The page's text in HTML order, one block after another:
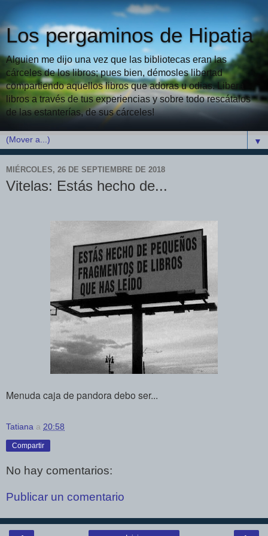
Los pergaminos de Hipatia
Alguien me dijo una vez que las bibliotecas eran las
cárceles de los libros; pues bien, démosles libertad
compartiendo aquellos libros que adoras u odias. Libera
libros a través de tus experiencias y sobre todo rescátalos
de las estanterías, de sus cárceles!
▼
MIÉRCOLES, 26 DE SEPTIEMBRE DE 2018
Vitelas: Estás hecho de...
Menuda caja de pandora debo ser...
Tatiana a 20:58
Compartir
No hay comentarios:
Publicar un comentario